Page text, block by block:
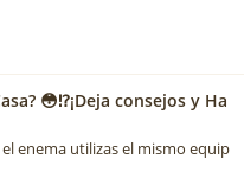
😳⁉️¡Deja consejos y Ha
enema utilizas el mismo equip